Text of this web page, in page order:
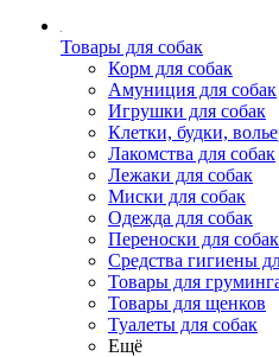
Товары для собак
Корм для собак
Амуниция для собак
Игрушки для собак
Клетки, будки,
Лакомства для собак
Лежаки для собак
Миски для собак
Одежда для собак
Переноски для собак
Средства гигиены
Товары для
Товары для щенков
Туалеты для собак
Ещё